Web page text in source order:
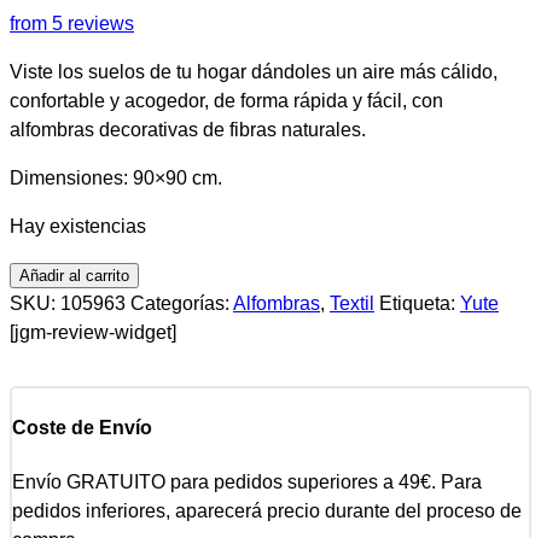
from 5 reviews
Viste los suelos de tu hogar dándoles un aire más cálido,
confortable y acogedor, de forma rápida y fácil, con
alfombras decorativas de fibras naturales.
Dimensiones: 90×90 cm.
Hay existencias
Añadir al carrito
SKU: 105963 Categorías: Alfombras, Textil Etiqueta: Yute
[jgm-review-widget]
Coste de Envío
Envío GRATUITO para pedidos superiores a 49€. Para
pedidos inferiores, aparecerá precio durante del proceso de